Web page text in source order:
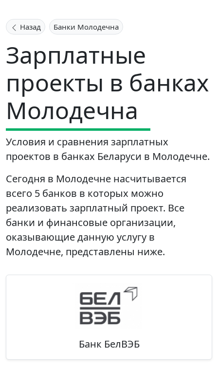
Назад Банки Молодечна
Зарплатные
проекты в банках
Молодечна
Условия и сравнения зарплатных
проектов в банках Беларуси в Молодечне.
Сегодня в Молодечне насчитывается
всего 5 банков в которых можно
реализовать зарплатный проект. Все
банки и финансовые организации,
оказывающие данную услугу в
Молодечне, представлены ниже.
Банк БелВЭБ